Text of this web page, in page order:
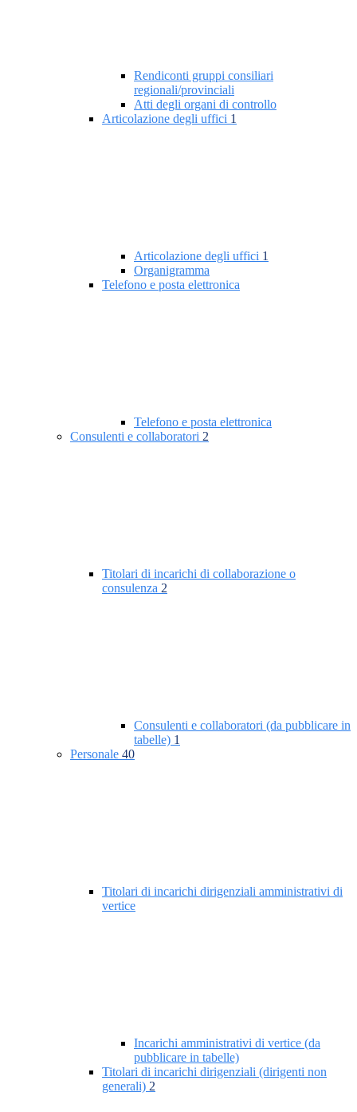
Rendiconti gruppi consiliari
regionali/provinciali
Atti degli organi di controllo
Articolazione degli uffici 1
Articolazione degli uffici 1
Organigramma
Telefono e posta elettronica
Telefono e posta elettronica
Consulenti e collaboratori 2
Titolari di incarichi di collaborazione o
consulenza 2
Consulenti e collaboratori (da pubblicare in
tabelle) 1
Personale 40
Titolari di incarichi dirigenziali amministrativi di
vertice
Incarichi amministrativi di vertice (da
pubblicare in tabelle)
Titolari di incarichi dirigenziali (dirigenti non
generali) 2